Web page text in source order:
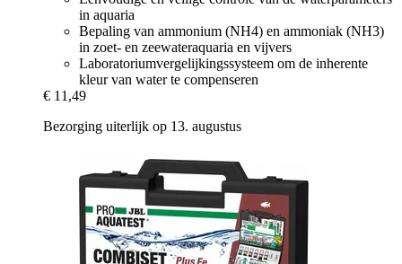
in aquaria
Bepaling van ammonium (NH4) en ammoniak (NH3)
in zoet- en zeewateraquaria en vijvers
Laboratoriumvergelijkingssysteem om de inherente
kleur van water te compenseren
€ 11,49
Bezorging uiterlijk op 13. augustus